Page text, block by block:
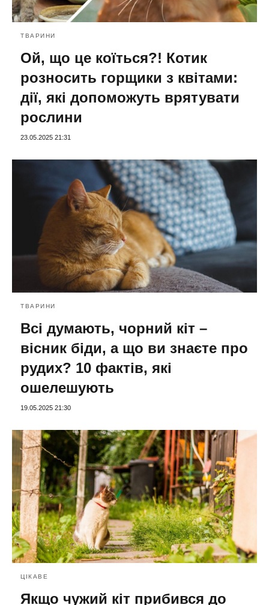
ТВАРИНИ
Ой, що це коїться?! Котик
розносить горщики з квітами:
дії, які допоможуть врятувати
рослини
23.05.2025 21:31
ТВАРИНИ
Всі думають, чорний кіт –
вісник біди, а що ви знаєте про
рудих? 10 фактів, які
ошелешують
19.05.2025 21:30
ЦІКАВЕ
Якщо чужий кіт прибився до